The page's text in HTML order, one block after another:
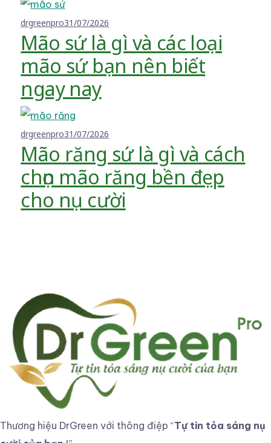
drgreenpro31/07/2026
Mão sứ là gì và các loại
mão sứ bạn nên biết
ngay nay
drgreenpro31/07/2026
Mão răng sứ là gì và cách
chọn mão răng bền đẹp
cho nụ cười
Thương hiệu DrGreen với thông điệp “Tự tin tỏa sáng nụ